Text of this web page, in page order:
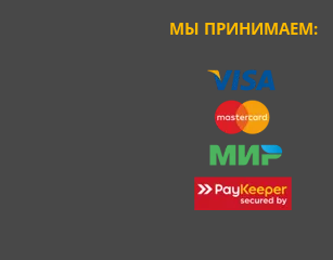
МЫ ПРИНИМАЕМ: